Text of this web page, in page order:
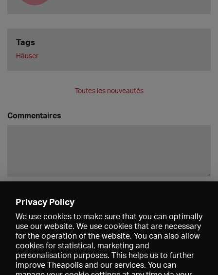
Tags
Häuser
Toutes les nouveautés
Commentaires
Privacy Policy
We use cookies to make sure that you can optimally
use our website. We use cookies that are necessary
for the operation of the website. You can also allow
cookies for statistical, marketing and
personalisation purposes. This helps us to further
improve Theapolis and our services. You can